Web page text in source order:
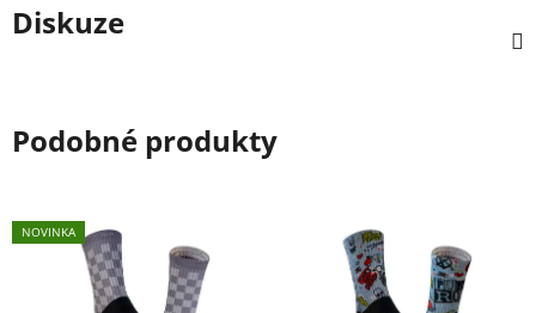
Diskuze
Podobné produkty
NOVINKA